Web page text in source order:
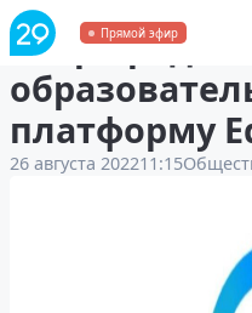
Прямой эфир
Сбер
платформу
26 августа 202211:15